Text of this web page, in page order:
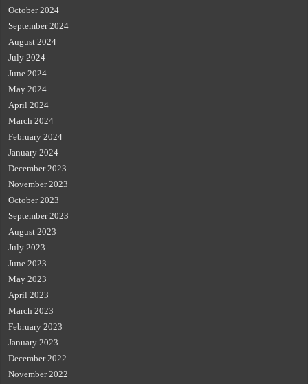
October 2024
September 2024
August 2024
July 2024
June 2024
May 2024
April 2024
March 2024
February 2024
January 2024
December 2023
November 2023
October 2023
September 2023
August 2023
July 2023
June 2023
May 2023
April 2023
March 2023
February 2023
January 2023
December 2022
November 2022